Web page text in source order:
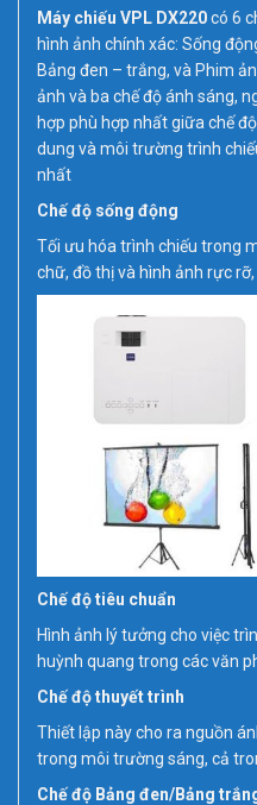
Máy chiếu VPL DX220có 6
hình ảnh chính xác: Sống
Bảng đen – trắng, và Phim
ảnh và ba chế độ ánh sáng,
hợp phù hợp nhất giữa chế
dung và môi trường trình
nhất
Chế độ sống động
Tối ưu hóa trình chiếu trong
chữ, đồ thị và hình ảnh rực rỡ,
Chế độ tiêu chuẩn
Hình ảnh lý tưởng cho việc
huỳnh quang trong các văn
Chế độ thuyết trình
Thiết lập này cho ra nguồn
trong môi trường sáng, cả
Chế độ Bảng đen/Bảng